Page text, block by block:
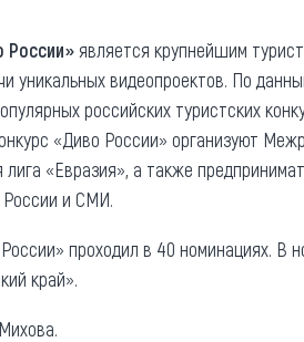
России» является крупнейшим
уникальных видеопроектов. По
российских туристских
«Диво России» организуют
«Евразия», а также
России и СМИ.​
проходил в 40 номинациях. В
край».